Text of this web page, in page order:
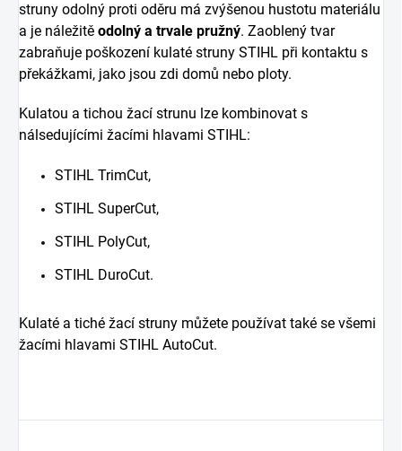
struny odolný proti oděru má zvýšenou hustotu materiálu
a je náležitě odolný a trvale pružný. Zaoblený tvar
zabraňuje poškození kulaté struny STIHL při kontaktu s
překážkami, jako jsou zdi domů nebo ploty.
Kulatou a tichou žací strunu lze kombinovat s
nálsedujícími žacími hlavami STIHL:
STIHL TrimCut,
STIHL SuperCut,
STIHL PolyCut,
STIHL DuroCut.
Kulaté a tiché žací struny můžete používat také se všemi
žacími hlavami STIHL AutoCut.